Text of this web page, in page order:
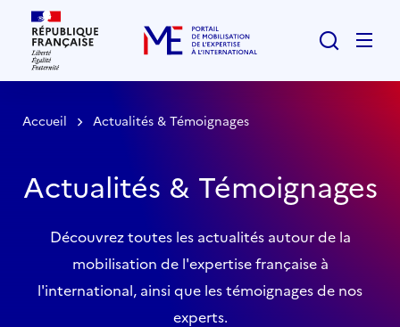
Rechercher
Accueil Actualités & Témoignages
Actualités & Témoignages
Découvrez toutes les actualités autour de la
mobilisation de l'expertise française à
l'international, ainsi que les témoignages de nos
experts.